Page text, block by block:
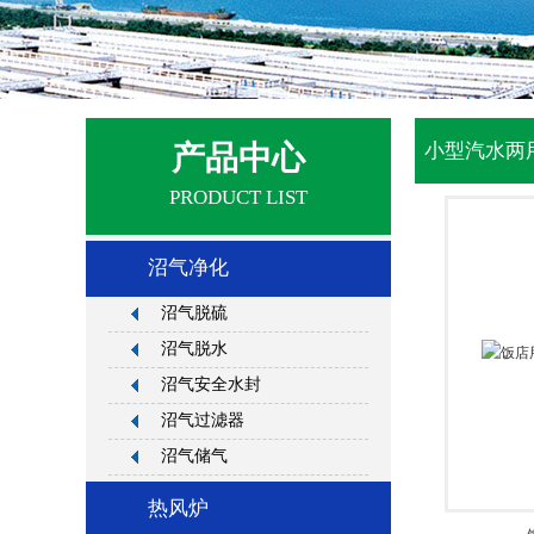
产品中心
PRODUCT LIST
沼气净化
沼气脱硫
沼气脱水
沼气安全水封
沼气过滤器
沼气储气
热风炉
小型汽水两